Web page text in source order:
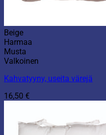
Beige
Harmaa
Musta
Valkoinen
Kahvatyyny, useita värejä
16,50 €